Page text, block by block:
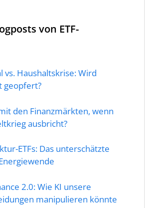
von ETF-
vs. Haushaltskrise: Wird
geopfert?
den Finanzmärkten, wenn
ausbricht?
ETFs: Das unterschätzte
2.0: Wie KI unsere
manipulieren könnte